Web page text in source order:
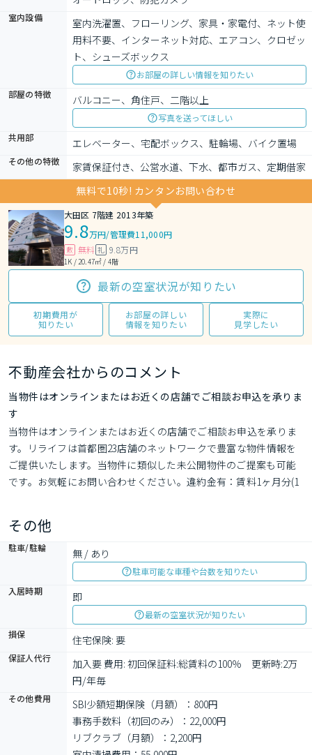
室内設備
室内洗濯置、フローリング、家具・家電付、ネット使
用料不要、インターネット対応、エアコン、クロゼッ
ト、シューズボックス
お部屋の詳しい情報を知りたい
部屋の特徴
バルコニー、角住戸、二階以上
写真を送ってほしい
共用部
エレベーター、宅配ボックス、駐輪場、バイク置場
その他の特徴
家賃保証付き、公営水道、下水、都市ガス、定期借家
無料で10秒! カンタンお問い合わせ
大田区 7階建 2013年築
9.8万円/管理費11,000円
敷 無料 礼 9.8万円
1K / 20.47㎡ / 4階
最新の空室状況が知りたい
初期費用が
知りたい
お部屋の詳しい
情報を知りたい
実際に
見学したい
不動産会社からのコメント
当物件はオンラインまたはお近くの店舗でご相談お申込を承りま
す
当物件はオンラインまたはお近くの店舗でご相談お申込を承りま
す。リライフは首都圏23店舗のネットワークで豊富な物件情報を
ご提供いたします。当物件に類似した未公開物件のご提案も可能
です。お気軽にお問い合わせください。違約金有：賃料1ヶ月分(1
その他
駐車/駐輪 無 / あり
駐車可能な車種や台数を知りたい
入居時期
即
最新の空室状況が知りたい
損保
住宅保険: 要
保証人代行
加入要 費用: 初回保証料:総賃料の100％　更新時:2万
円/年毎
その他費用
SBI少額短期保険（月額）：800円
事務手数料（初回のみ）：22,000円
リブクラブ（月額）：2,200円